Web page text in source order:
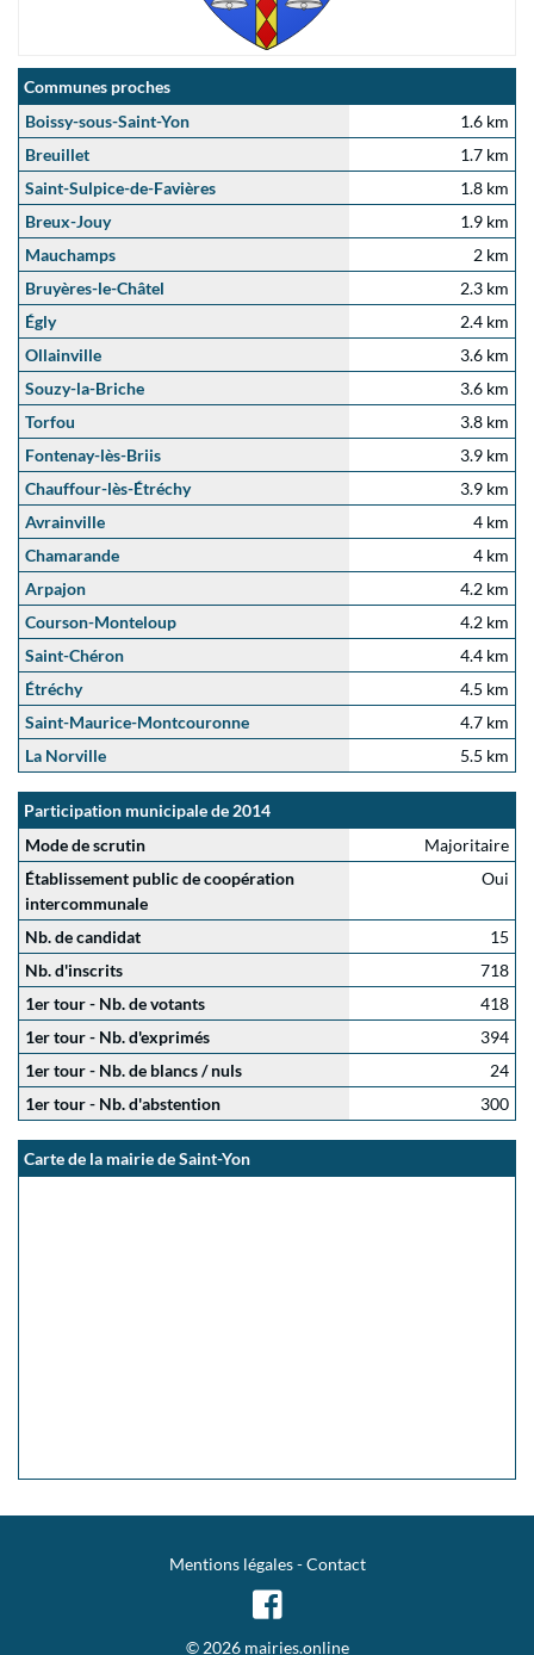
Communes proches
Boissy-sous-Saint-Yon
1.6 km
Breuillet
1.7 km
Saint-Sulpice-de-Favières
1.8 km
Breux-Jouy
1.9 km
Mauchamps
2 km
Bruyères-le-Châtel
2.3 km
Égly
2.4 km
Ollainville
3.6 km
Souzy-la-Briche
3.6 km
Torfou
3.8 km
Fontenay-lès-Briis
3.9 km
Chauffour-lès-Étréchy
3.9 km
Avrainville
4 km
Chamarande
4 km
Arpajon
4.2 km
Courson-Monteloup
4.2 km
Saint-Chéron
4.4 km
Étréchy
4.5 km
Saint-Maurice-Montcouronne
4.7 km
La Norville
5.5 km
Participation municipale de 2014
Mode de scrutin
Majoritaire
Établissement public de coopération
intercommunale
Oui
Nb. de candidat
15
Nb. d'inscrits
718
1er tour - Nb. de votants
418
1er tour - Nb. d'exprimés
394
1er tour - Nb. de blancs / nuls
24
1er tour - Nb. d'abstention
300
Carte de la mairie de Saint-Yon
Mentions légales-Contact
© 2026 mairies.online